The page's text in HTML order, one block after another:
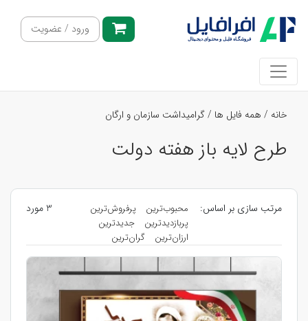
ورود / عضویت
خانه / همه فایل ها /گرامیداشت سازمان و ارگان
طرح لایه باز هفته دولت
مرتب سازی بر اساس: محبوب‌ترین
پرفروش‌ترین
پربازدیدترین
جدیدترین
ارزان‌ترین
گران‌ترین
3 مورد